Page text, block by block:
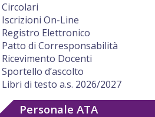
Circolari
Iscrizioni On-Line
Registro Elettronico
Patto di Corresponsabilità
Ricevimento Docenti
Sportello d’ascolto
Libri di testo a.s. 2026/2027
Personale ATA